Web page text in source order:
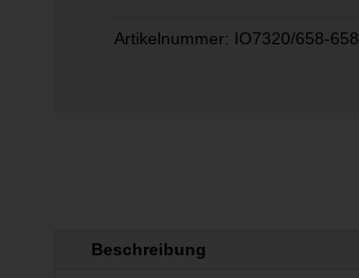
Menge
Artikelnummer: IO7320/658-658
Beschreibung